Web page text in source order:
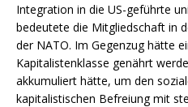
Integration in die US-geführte
bedeutete die Mitgliedschaft in
der NATO. Im Gegenzug hätte
Kapitalistenklasse genährt
akkumuliert hätte, um den
kapitalistischen Befreiung mit